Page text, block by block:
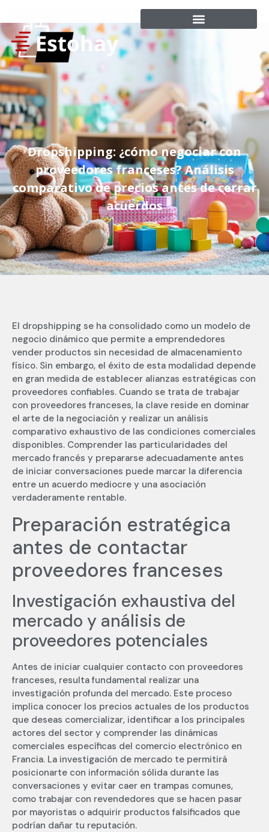
Dropshipping: ¿cómo negociar con
proveedores franceses? Análisis
comparativo de precios antes de cerrar
acuerdos
El dropshipping se ha consolidado como un modelo de
negocio dinámico que permite a emprendedores
vender productos sin necesidad de almacenamiento
físico. Sin embargo, el éxito de esta modalidad depende
en gran medida de establecer alianzas estratégicas con
proveedores confiables. Cuando se trata de trabajar
con proveedores franceses, la clave reside en dominar
el arte de la negociación y realizar un análisis
comparativo exhaustivo de las condiciones comerciales
disponibles. Comprender las particularidades del
mercado francés y prepararse adecuadamente antes
de iniciar conversaciones puede marcar la diferencia
entre un acuerdo mediocre y una asociación
verdaderamente rentable.
Preparación estratégica
antes de contactar
proveedores franceses
Investigación exhaustiva del
mercado y análisis de
proveedores potenciales
Antes de iniciar cualquier contacto con proveedores
franceses, resulta fundamental realizar una
investigación profunda del mercado. Este proceso
implica conocer los precios actuales de los productos
que deseas comercializar, identificar a los principales
actores del sector y comprender las dinámicas
comerciales específicas del comercio electrónico en
Francia. La investigación de mercado te permitirá
posicionarte con información sólida durante las
conversaciones y evitar caer en trampas comunes,
como trabajar con revendedores que se hacen pasar
por mayoristas o adquirir productos falsificados que
podrían dañar tu reputación.